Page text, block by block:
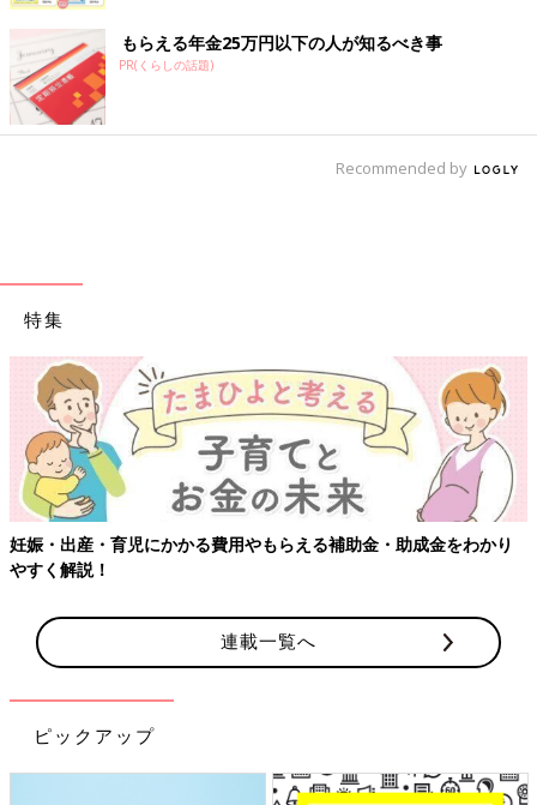
もらえる年金25万円以下の人が知るべき事
PR(くらしの話題)
Recommended by
特集
妊娠・出産・育児にかかる費用やもらえる補助金・助成金をわかり
やすく解説！
連載一覧へ
ピックアップ